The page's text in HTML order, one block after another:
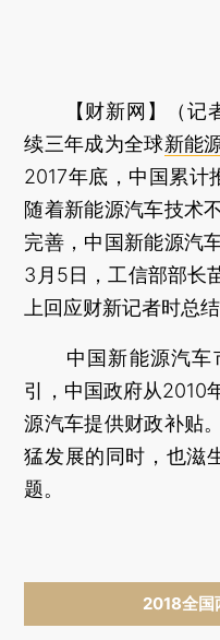
【财新网】（记
续三年成为全球新能
2017年底，中国累计
随着新能源汽车技术
完善，中国新能源汽
3月5日，工信部部长
上回应财新记者时总
中国新能源汽车
引，中国政府从2010
源汽车提供财政补贴
猛发展的同时，也滋
题。
2018全国